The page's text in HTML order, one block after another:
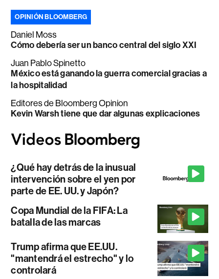
OPINIÓN BLOOMBERG
Daniel Moss
Cómo debería ser un banco central del siglo XXI
Juan Pablo Spinetto
México está ganando la guerra comercial gracias a
la hospitalidad
Editores de Bloomberg Opinion
Kevin Warsh tiene que dar algunas explicaciones
¿Qué hay detrás de la inusual
intervención sobre el yen por
parte de EE. UU. y Japón?
Copa Mundial de la FIFA: La
batalla de las marcas
Trump afirma que EE.UU.
"mantendrá el estrecho" y lo
controlará